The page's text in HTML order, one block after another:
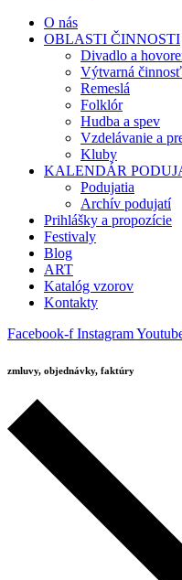
O nás
OBLASTI ČINNOSTI
Divadlo a
Výtvarná činnosť
Remeslá
Folklór
Hudba a spev
Vzdelávanie a
Kluby
KALENDÁR
Podujatia
Archív podujatí
Prihlášky a propozície
Festivaly
Blog
ART
Katalóg vzorov
Kontakty
Facebook-f Instagram
zmluvy, objednávky, faktúry